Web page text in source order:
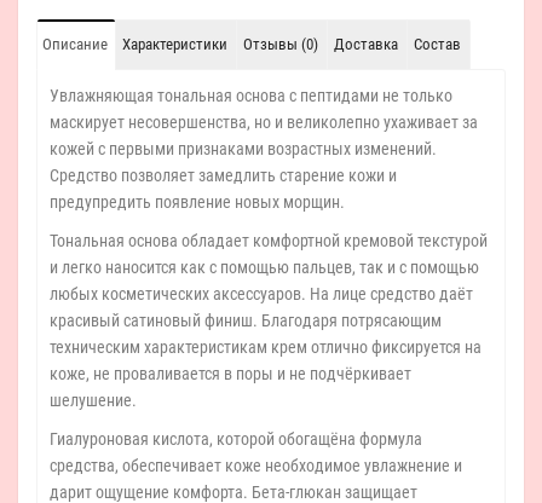
Описание Характеристики Отзывы (0) Доставка Состав
Увлажняющая тональная основа с пептидами не только
маскирует несовершенства, но и великолепно ухаживает за
кожей с первыми признаками возрастных изменений.
Средство позволяет замедлить старение кожи и
предупредить появление новых морщин.
Тональная основа обладает комфортной кремовой текстурой
и легко наносится как с помощью пальцев, так и с помощью
любых косметических аксессуаров. На лице средство даёт
красивый сатиновый финиш. Благодаря потрясающим
техническим характеристикам крем отлично фиксируется на
коже, не проваливается в поры и не подчёркивает
шелушение.
Гиалуроновая кислота, которой обогащёна формула
средства, обеспечивает коже необходимое увлажнение и
дарит ощущение комфорта. Бета-глюкан защищает